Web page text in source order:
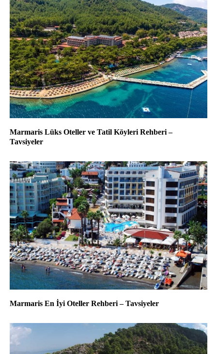
Marmaris Lüks Oteller ve Tatil Köyleri Rehberi –
Tavsiyeler
Marmaris En İyi Oteller Rehberi – Tavsiyeler